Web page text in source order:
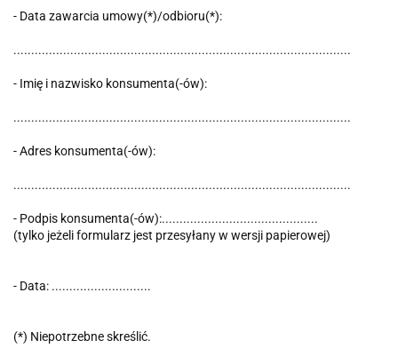
- Data zawarcia umowy(*)/odbioru(*):
...............................................................................................
- Imię i nazwisko konsumenta(-ów):
...............................................................................................
- Adres konsumenta(-ów):
...............................................................................................
- Podpis konsumenta(-ów):............................................
(tylko jeżeli formularz jest przesyłany w wersji papierowej)
- Data: ............................
(*) Niepotrzebne skreślić.